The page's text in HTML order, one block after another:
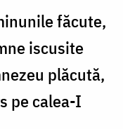
făcute,
iscusite
plăcută,
pe calea-I